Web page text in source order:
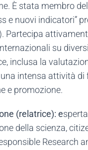
È stata membro
e nuovi indicatori”
Partecipa
su
inclusa la
intensa attività di
e promozione.
(relatrice): e
della scienza,
Research